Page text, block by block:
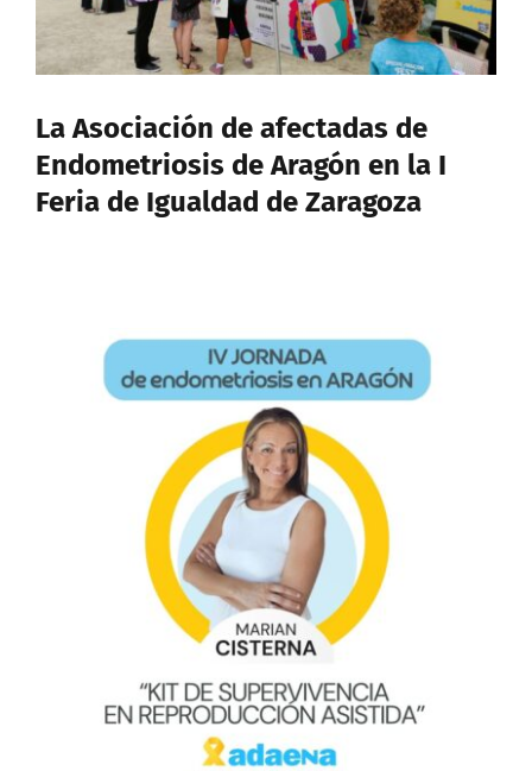
CONTACTO
La Asociación de afectadas de
Endometriosis de Aragón en la I
Feria de Igualdad de Zaragoza